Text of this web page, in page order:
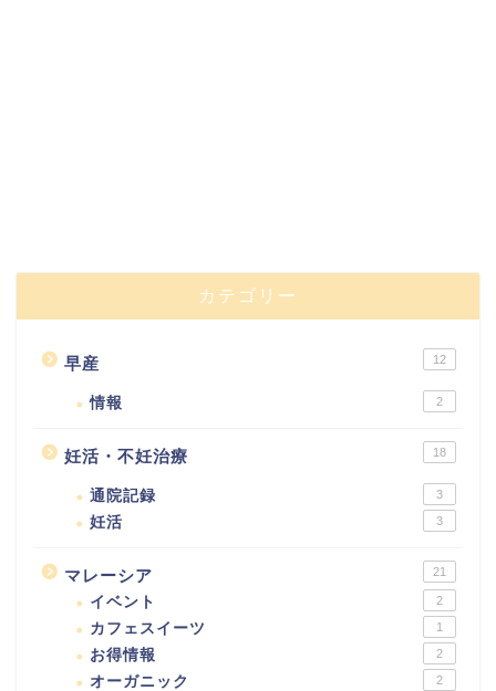
カテゴリー
早産 12
情報 2
妊活・不妊治療 18
通院記録 3
妊活 3
マレーシア 21
イベント 2
カフェスイーツ 1
お得情報 2
オーガニック 2